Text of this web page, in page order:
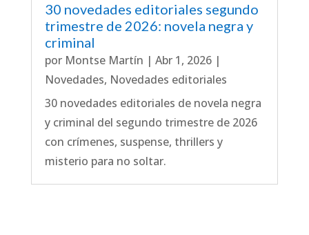
30 novedades editoriales segundo
trimestre de 2026: novela negra y
criminal
por Montse Martín | Abr 1, 2026|
Novedades, Novedades editoriales
30 novedades editoriales de novela negra
y criminal del segundo trimestre de 2026
con crímenes, suspense, thrillers y
misterio para no soltar.